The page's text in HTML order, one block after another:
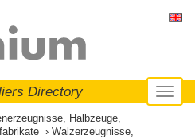
Directory
Halbzeuge,
Walzerzeugnisse,